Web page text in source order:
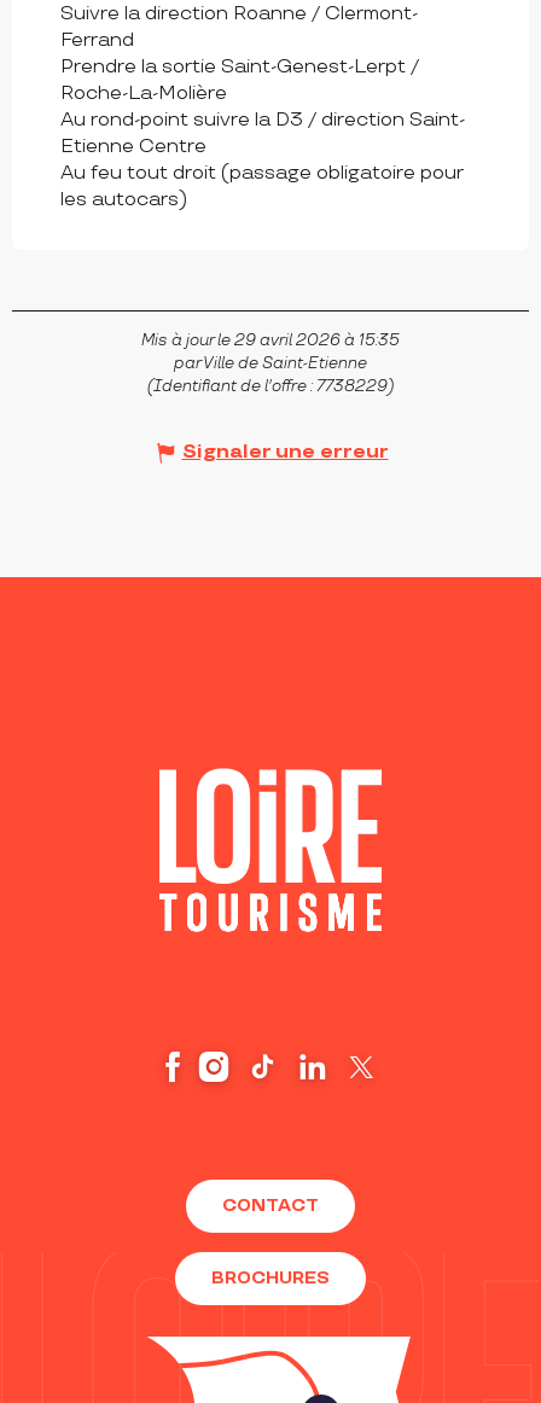
Suivre la direction Roanne / Clermont-
Ferrand
Prendre la sortie Saint-Genest-Lerpt /
Roche-La-Molière
Au rond-point suivre la D3 / direction Saint-
Etienne Centre
Au feu tout droit (passage obligatoire pour
les autocars)
Mis à jour le 29 avril 2026 à 15:35
par Ville de Saint-Etienne
(Identifiant de l'offre :7738229)
Signaler une erreur
CONTACT
BROCHURES